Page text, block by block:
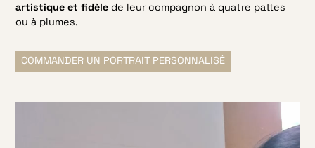
artistique et fidèlede leur compagnon à quatre pattes
ou à plumes.
COMMANDER UN PORTRAIT PERSONNALISÉ